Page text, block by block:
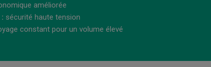
améliorée
sécurité haute tension
constant pour un volume élevé